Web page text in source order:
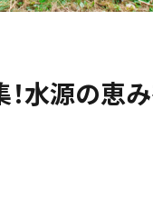
！水源の恵